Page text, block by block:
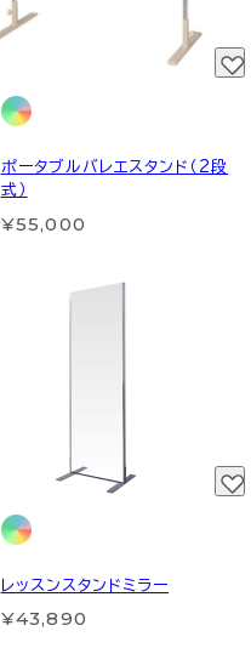
ポータブルバレエスタンド（2段
式）
¥55,000
レッスンスタンドミラー
¥43,890